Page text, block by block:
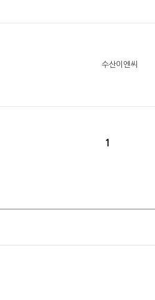
수산이엔씨
1